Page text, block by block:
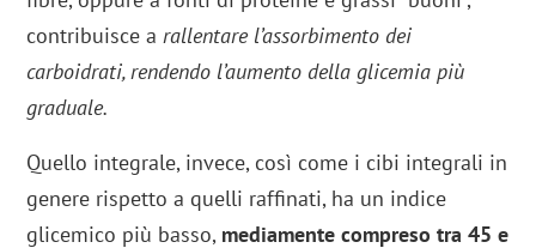
contribuisce arallentare l’assorbimento dei
carboidrati, rendendo l’aumento della glicemia più
graduale.
Quello integrale, invece, così come i cibi integrali in
genere rispetto a quelli raffinati, ha un indice
glicemico più basso, mediamente compreso tra 45 e